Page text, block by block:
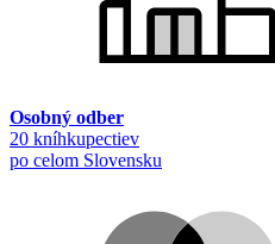
Osobný odber
20 kníhkupectiev
po celom Slovensku